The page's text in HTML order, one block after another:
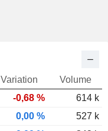
Variation
Volume
-0,68 %
614 k
0,00 %
527 k